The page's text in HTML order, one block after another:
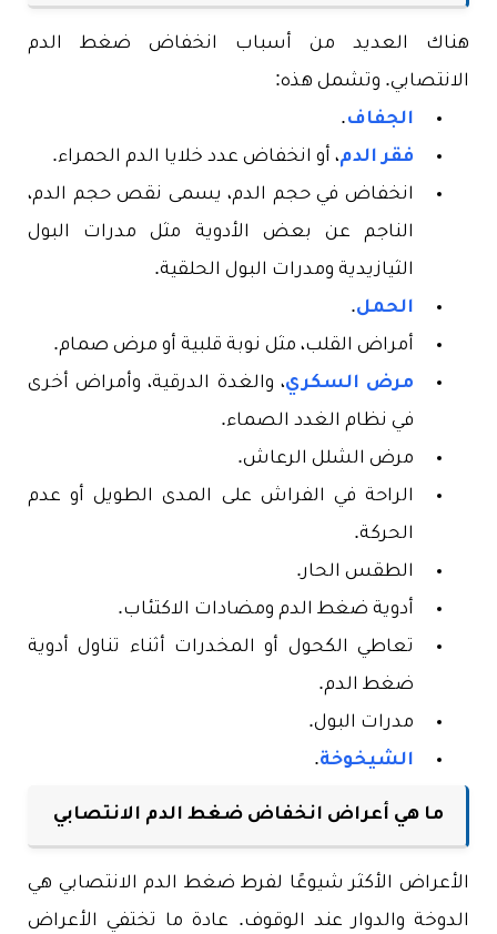
هناك العديد من أسباب انخفاض ضغط الدم
الانتصابي. وتشمل هذه:
الجفاف.
فقر الدم، أو انخفاض عدد خلايا الدم الحمراء.
انخفاض في حجم الدم، يسمى نقص حجم الدم،
الناجم عن بعض الأدوية مثل مدرات البول
الثيازيدية ومدرات البول الحلقية.
الحمل.
أمراض القلب، مثل نوبة قلبية أو مرض صمام.
مرض السكري، والغدة الدرقية، وأمراض أخرى
في نظام الغدد الصماء.
مرض الشلل الرعاش.
الراحة في الفراش على المدى الطويل أو عدم
الحركة.
الطقس الحار.
أدوية ضغط الدم ومضادات الاكتئاب.
تعاطي الكحول أو المخدرات أثناء تناول أدوية
ضغط الدم.
مدرات البول.
الشيخوخة.
ما هي أعراض انخفاض ضغط الدم الانتصابي
الأعراض الأكثر شيوعًا لفرط ضغط الدم الانتصابي هي
الدوخة والدوار عند الوقوف. عادة ما تختفي الأعراض